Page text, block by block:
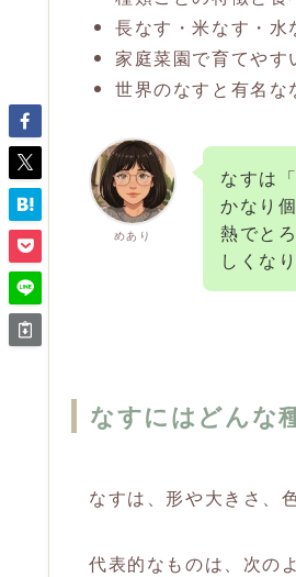
長なす・米なす・水
家庭菜園で育てやす
世界のなすと有名な
めあり
なすは
かなり
熱でと
しくな
なすにはどんな
なすは、形や大きさ、
代表的なものは、次の